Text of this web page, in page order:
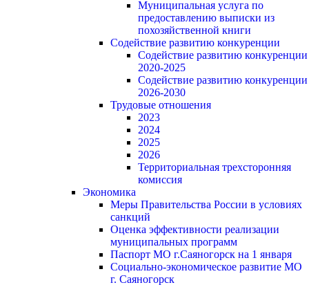
Муниципальная услуга по
предоставлению выписки из
похозяйственной книги
Содействие развитию конкуренции
Содействие развитию конкуренции
2020-2025
Содействие развитию конкуренции
2026-2030
Трудовые отношения
2023
2024
2025
2026
Территориальная трехсторонняя
комиссия
Экономика
Меры Правительства России в условиях
санкций
Оценка эффективности реализации
муниципальных программ
Паспорт МО г.Саяногорск на 1 января
Социально-экономическое развитие МО
г. Саяногорск